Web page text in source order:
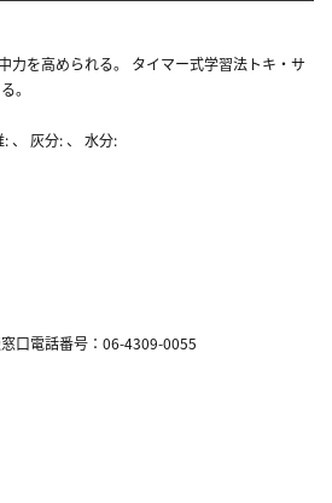
力を高められる。 タイマー式学習法トキ・サ
。
、 灰分: 、 水分:
口電話番号：06-4309-0055